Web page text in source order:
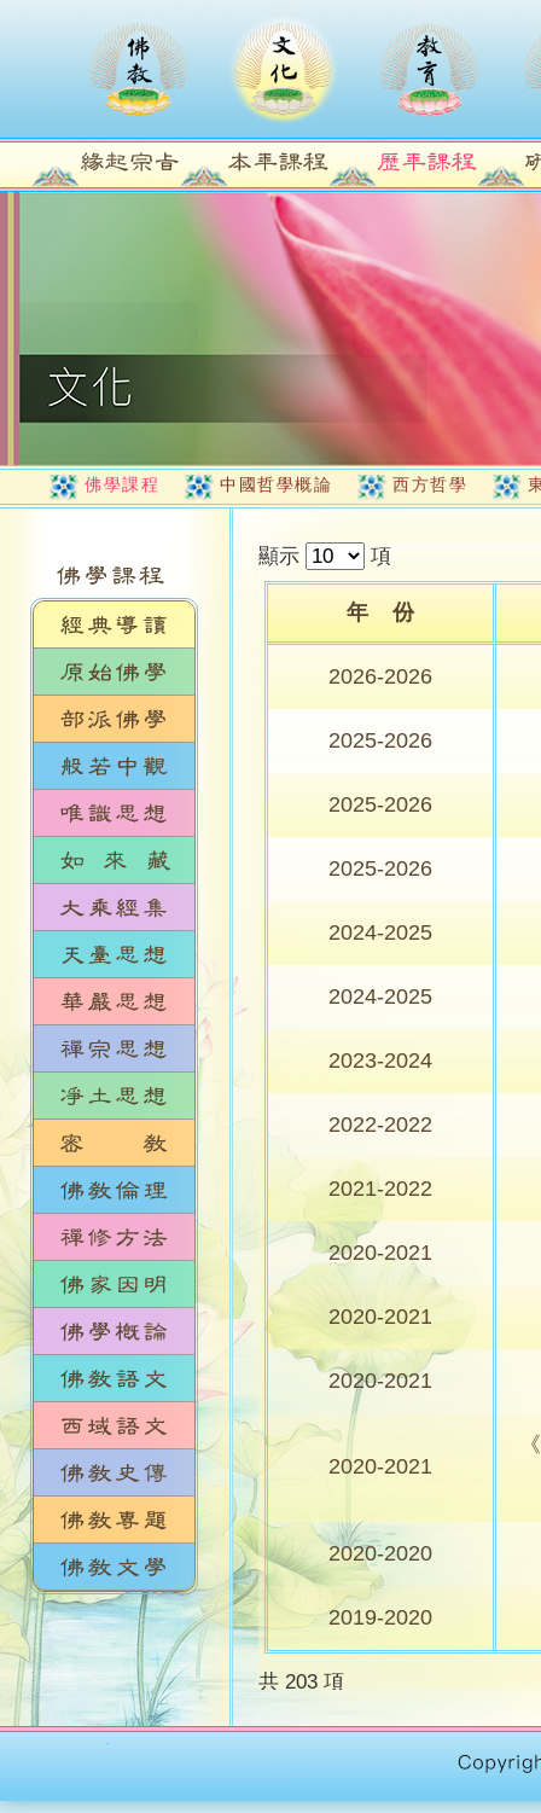
佛學課程 中國哲學概論 西方哲學
顯示 項
年 份
2026-2026
2025-2026
2025-2026
2025-2026
2024-2025
2024-2025
2023-2024
2022-2022
2021-2022
2020-2021
2020-2021
2020-2021
2020-2021
2020-2020
2019-2020
共 203 項